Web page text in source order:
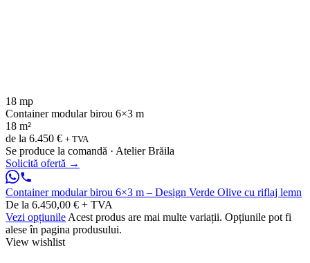
18 mp
Container modular birou 6×3 m
18 m²
de la 6.450 € + TVA
Se produce la comandă · Atelier Brăila
Solicită ofertă →
Container modular birou 6×3 m – Design Verde Olive cu riflaj lemn
De la 6.450,00 € + TVA
Vezi opțiunile Acest produs are mai multe variații. Opțiunile pot fi
alese în pagina produsului.
View wishlist